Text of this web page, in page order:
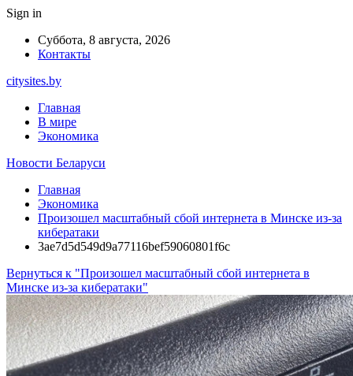
Sign in
Суббота, 8 августа, 2026
Контакты
citysites.by
Главная
В мире
Экономика
Новости Беларуси
Главная
Экономика
Произошел масштабный сбой интернета в Минске из-за
кибератаки
3ae7d5d549d9a77116bef59060801f6c
Вернуться к "Произошел масштабный сбой интернета в
Минске из-за кибератаки"